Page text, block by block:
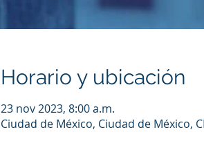
Horario y ubicación
23 nov 2023, 8:00 a.m.
Ciudad de México, Ciudad de México,